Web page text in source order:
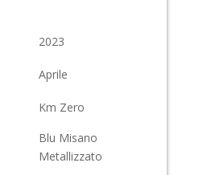
2023
Aprile
Km Zero
Blu Misano
Metallizzato